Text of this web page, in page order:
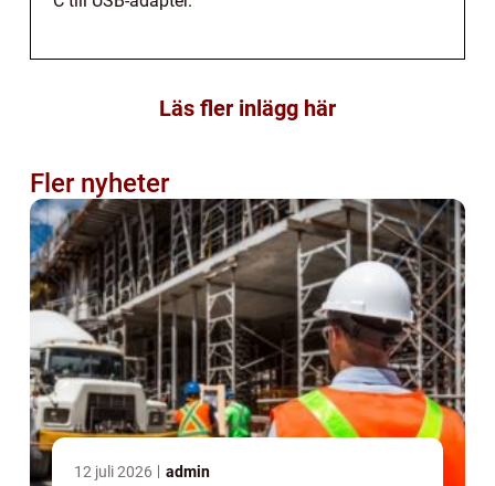
Läs fler inlägg här
Fler nyheter
12 juli 2026 admin